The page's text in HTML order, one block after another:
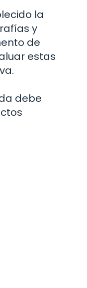
la
y
de
estas
debe